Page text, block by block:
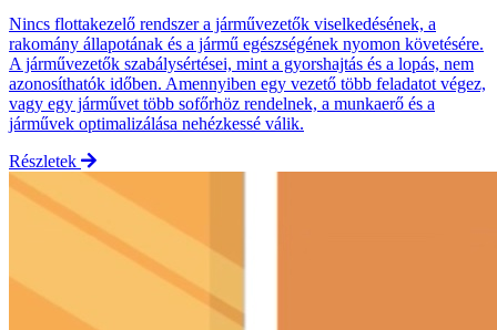
Nincs flottakezelő rendszer a járművezetők viselkedésének, a
rakomány állapotának és a jármű egészségének nyomon követésére.
A járművezetők szabálysértései, mint a gyorshajtás és a lopás, nem
azonosíthatók időben. Amennyiben egy vezető több feladatot végez,
vagy egy járművet több sofőrhöz rendelnek, a munkaerő és a
járművek optimalizálása nehézkessé válik.
Részletek